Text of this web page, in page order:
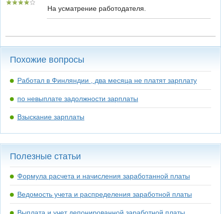
На усматрение работодателя.
Похожие вопросы
Работал в Финляндии , два месяца не платят зарплату
по невыплате задолжности зарплаты
Взыскание зарплаты
Полезные статьи
Формула расчета и начисления заработанной платы
Ведомость учета и распределения заработной платы